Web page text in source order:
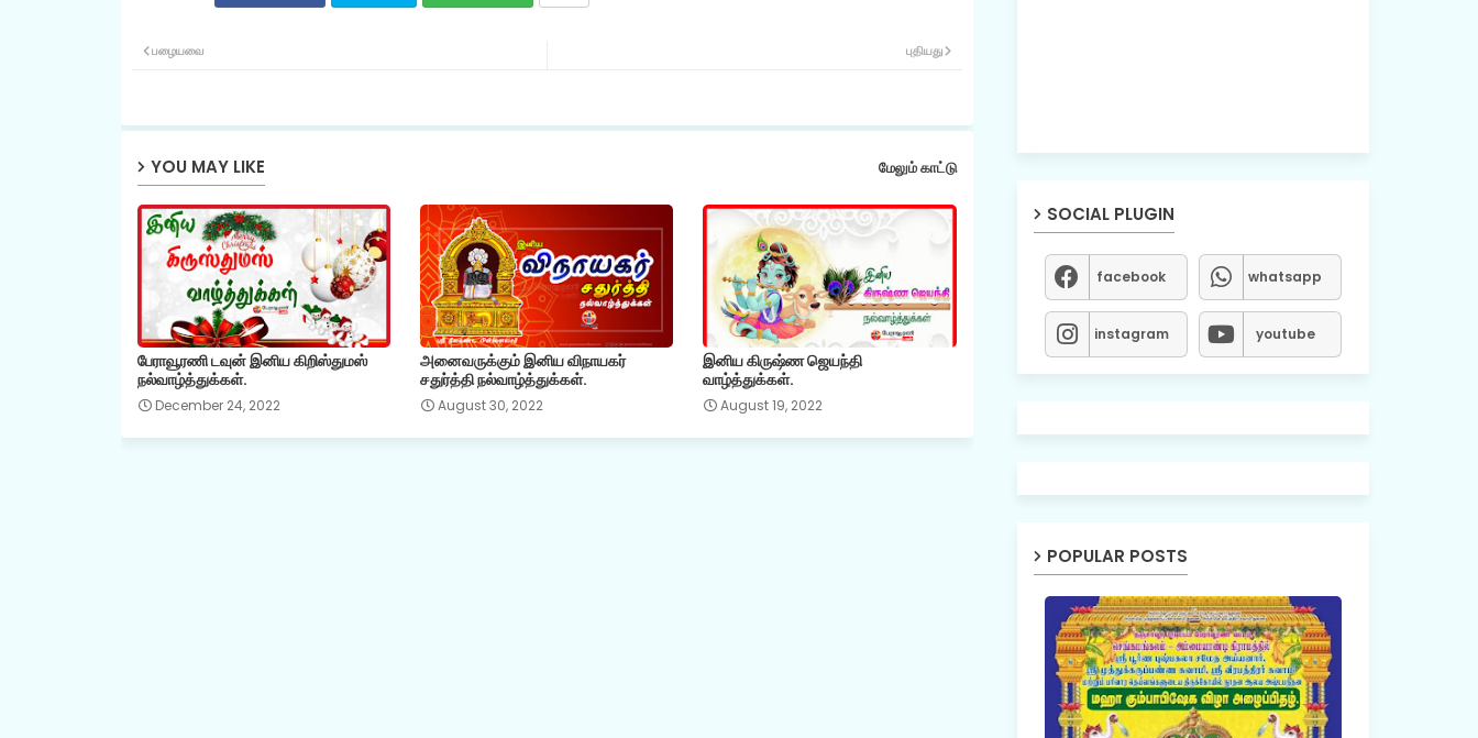
புதியது
பழையவை
YOU MAY LIKE மேலும் காட்டு
பேராவூரணி டவுன் இனிய கிறிஸ்துமஸ்
நல்வாழ்த்துக்கள்.
December 24, 2022
அனைவருக்கும் இனிய விநாயகர்
சதுர்த்தி நல்வாழ்த்துக்கள்.
August 30, 2022
இனிய கிருஷ்ண ஜெயந்தி
வாழ்த்துக்கள்.
August 19, 2022
SOCIAL PLUGIN
facebook whatsapp
instagram youtube
POPULAR POSTS